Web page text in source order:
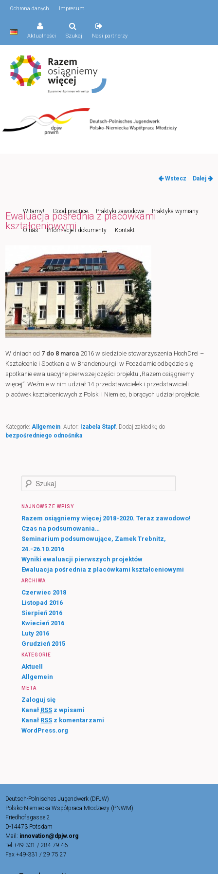
Ochrona danych Impresum
Aktualności Szukaj Nasi partnerzy
główne
Przeskocz
do
tekstu
Witamy! Good practice Praktyki zawodowe Praktyka wymiany
O nas Informacje i dokumenty Kontakt
Nawigacja
Wstecz Dalej
Ewaluacja pośrednia z placówkami
kształceniowymi
W dniach od 7 do 8 marca 2016 w siedzibie stowarzyszenia HochDrei –
Kształcenie i Spotkania w Brandenburgii w Poczdamie odbędzie się
spotkanie ewaluacyjne pierwszej części projektu „Razem osiągniemy
więcej”. Weźmie w nim udział 14 przedstawicielek i przedstawicieli
placówek kształceniowych z Polski i Niemiec, biorących udział projekcie.
Kategorie: Allgemein . Autor: Izabela Stapf . Dodaj zakładkę do
bezpośredniego odnośnika
k
a
j
NAJNOWSZE WPISY
Razem osiągniemy więcej 2018-2020. Teraz zawodowo!
Czas na podsumowania…
Seminarium podsumowujące, Zamek Trebnitz,
24.-26.10.2016
Wyniki ewaluacji pierwszych projektów
Ewaluacja pośrednia z placówkami kształceniowymi
ARCHIWA
Czerwiec 2018
Listopad 2016
Sierpień 2016
Kwiecień 2016
Luty 2016
Grudzień 2015
KATEGORIE
Aktuell
Allgemein
META
Zaloguj się
Kanał RSSz wpisami
Kanał RSSz komentarzami
WordPress.org
Deutsch-Polnisches Jugendwerk (DPJW)
Polsko-Niemiecka Współpraca Młodzieży (PNWM)
Friedhofsgasse 2
D-14473 Potsdam
Mail: innovation@dpjw.org
Tel +49-331 / 284 79 46
Fax +49-331 / 29 75 27